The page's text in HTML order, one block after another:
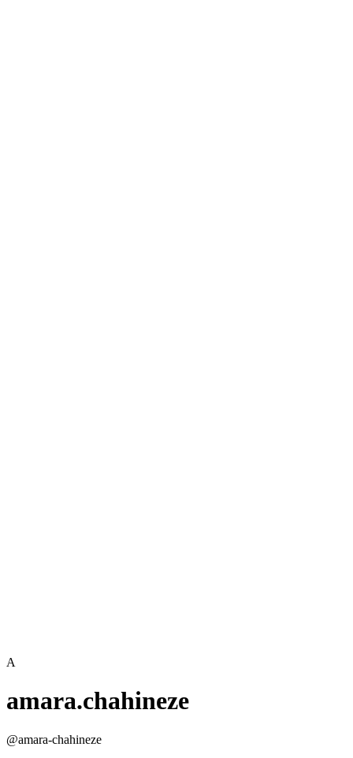
A
amara.chahineze
@amara-chahineze